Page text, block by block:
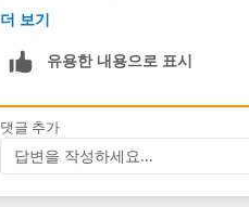
더 보기
유용한 내용으로 표시
댓글 추가
답변을 작성하세요...